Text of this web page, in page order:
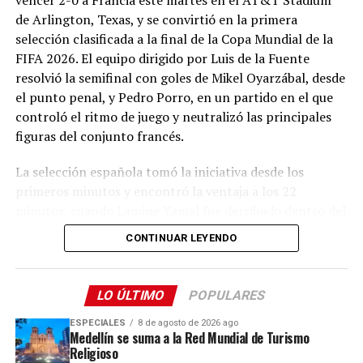
Con esta apertura, la compañía continúa desarrollando
su plan de expansión en Colombia, fortaleciendo su
presencia en las principales ciudades del país y
reafirmando su propósito de hacer que el deporte y el
bienestar sean cada vez más accesibles para todos.
Como parte de su compromiso con el desarrollo local, la
nueva tienda generará alrededor de 30 empleos
de decenas de empleos indirectos asociados a
actividades como logística, mantenimiento,
construcción y seguridad.
de Arlington, Texas, y se convirtió en la primera
selección clasificada a la final de la Copa Mundial de la
FIFA 2026. El equipo dirigido por Luis de la Fuente
resolvió la semifinal con goles de Mikel Oyarzábal, desde
el punto penal, y Pedro Porro, en un partido en el que
controló el ritmo de juego y neutralizó las principales
figuras del conjunto francés.
La selección española tomó la iniciativa desde los
área por Lucas Digne. El árbitro sancionó penal y Mikel
Oyarzábal convirtió el cobro para abrir el marcador. El
tanto permitió a España manejar el encuentro con
mayor tranquilidad y mantener el dominio de la
posesión frente a una Francia que tuvo dificultades para
generar peligro.
CONTINUAR LEYENDO
LO ÚLTIMO POPULARES
ESPECIALES 8 de agosto de 2026 ago
Medellín se suma a la Red Mundial de Turismo
Religioso